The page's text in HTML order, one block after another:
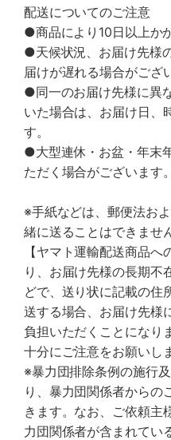
配送についてのご注意
●商品により10日以上か
●天候状況、お届け先様
届けが遅れる場合がござ
●同一のお届け先様に異
いた場合は、お届け日、
す。
●大型連休・お盆・年末
ただく場合がございます。
※手紙などは、郵便法お
緒に送ることはできませ
【ヤマト運輸配送商品
り、お届け先様の長期不
どで、送り状に記載の住
送する場合、お届け先様
負担いただくことになり
十分にご注意をお願いし
※暴力団排除条例の施行
り、暴力団関係者からの
きます。なお、ご依頼主
力団関係者が含まれてい